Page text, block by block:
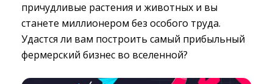
причудливые растения и животных и вы
станете миллионером без особого труда.
Удастся ли вам построить самый прибыльный
фермерский бизнес во вселенной?